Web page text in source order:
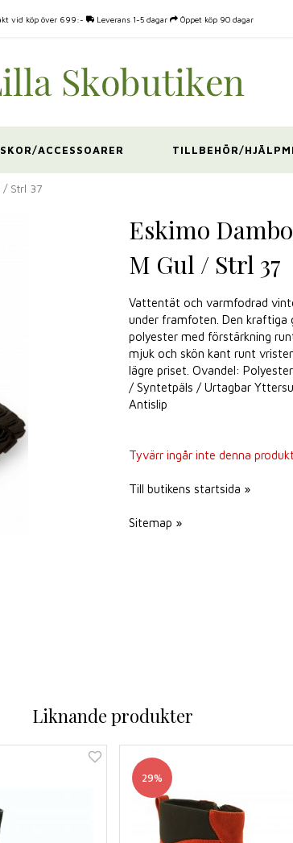
vid köp över 699:- Leverans 1-5 dagar Öppet köp 90 dagar
ACCESSOARER TILLBEHÖR/
/ Strl 37
Eskimo
M Gul / Strl 37
Vattentät och varmfodrad
under framfoten. Den kraftiga
polyester med förstärkning
mjuk och skön kant runt
lägre priset. Ovandel:
/ Syntetpäls / Urtagbar
Antislip
Tyvärr ingår inte denna
Till butikens startsida »
Sitemap »
Liknande produkter
29%